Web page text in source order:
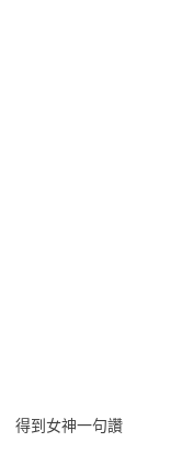
得到女神一句讚